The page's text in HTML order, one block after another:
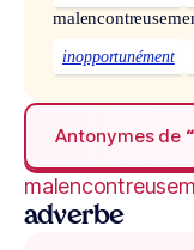
inopportunément
Antonymes de
adverbe